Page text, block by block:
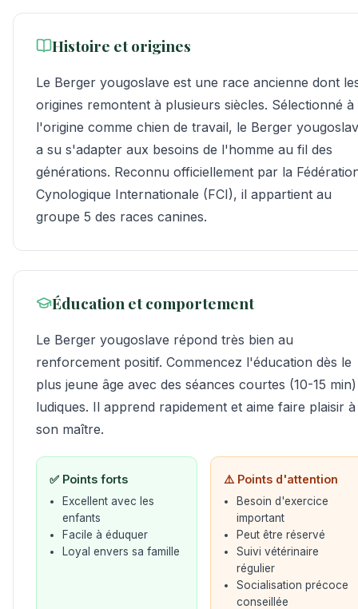
Histoire et origines
Le Berger yougoslave est une race ancienne dont
origines remontent à plusieurs siècles. Sélectionné à
l'origine comme chien de travail, le Berger
a su s'adapter aux besoins de l'homme au fil des
générations. Reconnu officiellement par la
Cynologique Internationale (FCI), il appartient au
groupe 5 des races canines.
Éducation et comportement
Le Berger yougoslave répond très bien au
renforcement positif. Commencez l'éducation dès le
plus jeune âge avec des séances courtes (10-15
ludiques. Il apprend rapidement et aime faire plaisir à
son maître.
✅ Points forts
Excellent avec les
enfants
Facile à éduquer
Loyal envers sa famille
⚠️ Points d'attention
Besoin d'exercice
important
Peut être réservé
Suivi vétérinaire
régulier
Socialisation précoce
conseillée